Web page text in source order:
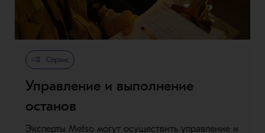
Сервис
Управление и выполнение
останов
Эксперты Metso могут осуществить управление и